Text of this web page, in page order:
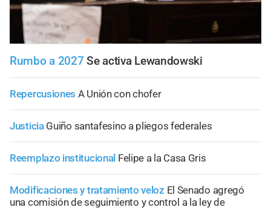
Rumbo a 2027 Se activa Lewandowski
Repercusiones A Unión con chofer
Justicia Guiño santafesino a pliegos federales
Reemplazo institucional Felipe a la Casa Gris
Modificaciones y tratamiento veloz El Senado agregó
una comisión de seguimiento y control a la ley de